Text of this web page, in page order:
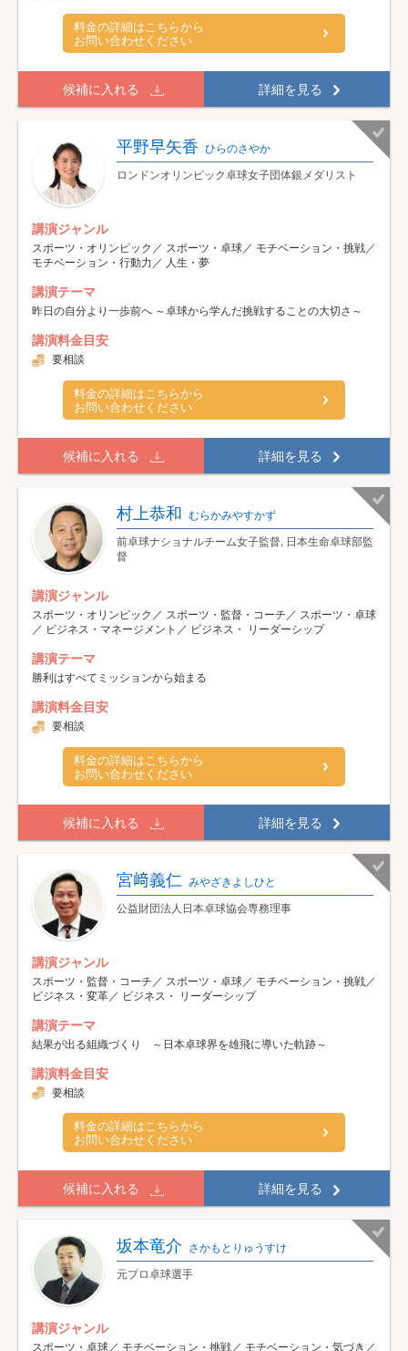
料金の詳細はこちらから
お問い合わせください
候補に入れる 詳細を見る
平野早矢香 ひらのさやか
ロンドンオリンピック卓球女子団体銀メダリスト
講演ジャンル
スポーツ・オリンピック／ スポーツ・卓球／ モチベーション・挑戦／
モチベーション・行動力／ 人生・夢
講演テーマ
昨日の自分より一歩前へ ～卓球から学んだ挑戦することの大切さ～
講演料金目安
要相談
料金の詳細はこちらから
お問い合わせください
候補に入れる 詳細を見る
村上恭和 むらかみやすかず
前卓球ナショナルチーム女子監督, 日本生命卓球部監
督
講演ジャンル
スポーツ・オリンピック／ スポーツ・監督・コーチ／ スポーツ・卓球
／ ビジネス・マネージメント／ ビジネス・ リーダーシップ
講演テーマ
勝利はすべてミッションから始まる
講演料金目安
要相談
料金の詳細はこちらから
お問い合わせください
候補に入れる 詳細を見る
宮﨑義仁 みやざきよしひと
公益財団法人日本卓球協会専務理事
講演ジャンル
スポーツ・監督・コーチ／ スポーツ・卓球／ モチベーション・挑戦／
ビジネス・変革／ ビジネス・ リーダーシップ
講演テーマ
結果が出る組織づくり ～日本卓球界を雄飛に導いた軌跡～
講演料金目安
要相談
料金の詳細はこちらから
お問い合わせください
候補に入れる 詳細を見る
坂本竜介 さかもとりゅうすけ
元プロ卓球選手
講演ジャンル
スポーツ・卓球／ モチベーション・挑戦／ モチベーション・気づき／